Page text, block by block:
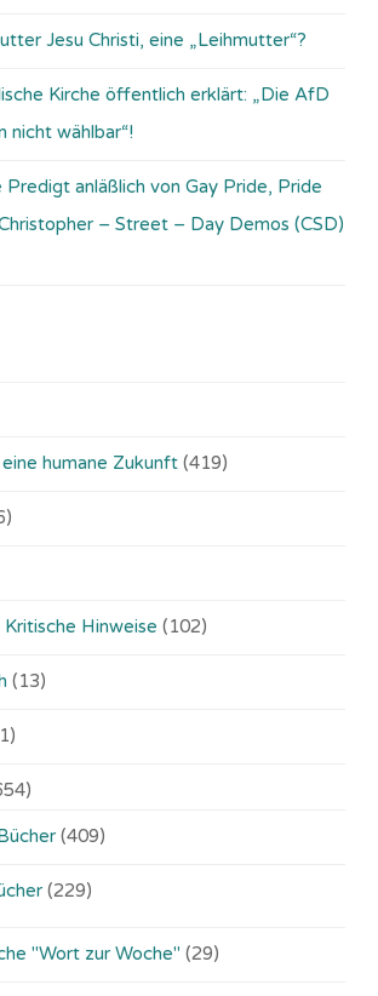
Jesu Christi, eine „Leihmutter“?
Kirche öffentlich erklärt: „Die AfD
nicht wählbar“!
Predigt anläßlich von Gay Pride, Pride
– Street – Day Demos (CSD)
humane Zukunft (419)
Hinweise (102)
(13)
(409)
(229)
"Wort zur Woche" (29)